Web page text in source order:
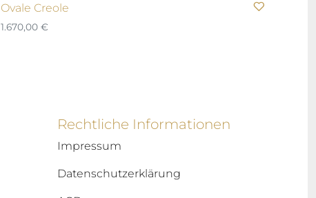
Ovale Creole
1.670,00 €
Rechtliche Informationen
Impressum
Datenschutzerklärung